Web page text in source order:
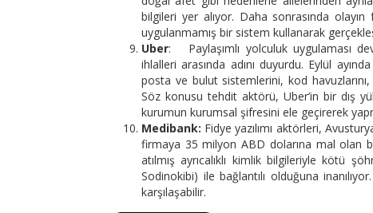
bilgileri yer alıyor. Daha sonrasında
uygulanmamış bir sistem kullanarak
Uber: Paylaşımlı yolculuk uygulaması
ihlalleri arasında adını duyurdu. Eylül
posta ve bulut sistemlerini, kod
Söz konusu tehdit aktörü, Uber’in bir dış
kurumun kurumsal şifresini ele geçirerek
Medibank: Fidye yazılımı aktörleri,
firmaya 35 milyon ABD dolarına mal olan
atılmış ayrıcalıklı kimlik bilgileriyle kötü
Sodinokibi) ile bağlantılı olduğuna
karşılaşabilir.